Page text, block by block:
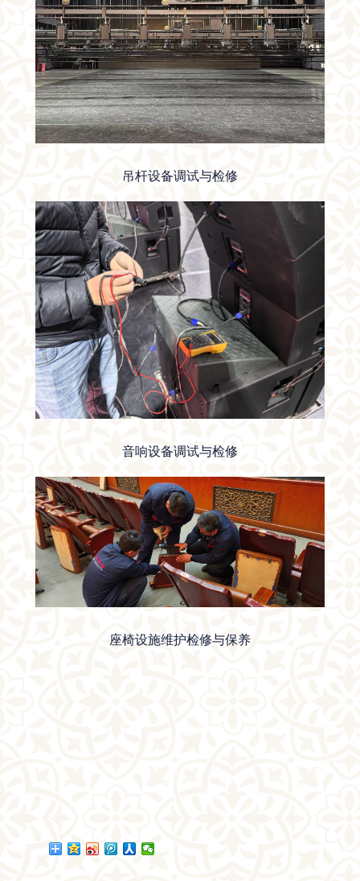
吊杆设备调试与检修
音响设备调试与检修
座椅设施维护检修与保养